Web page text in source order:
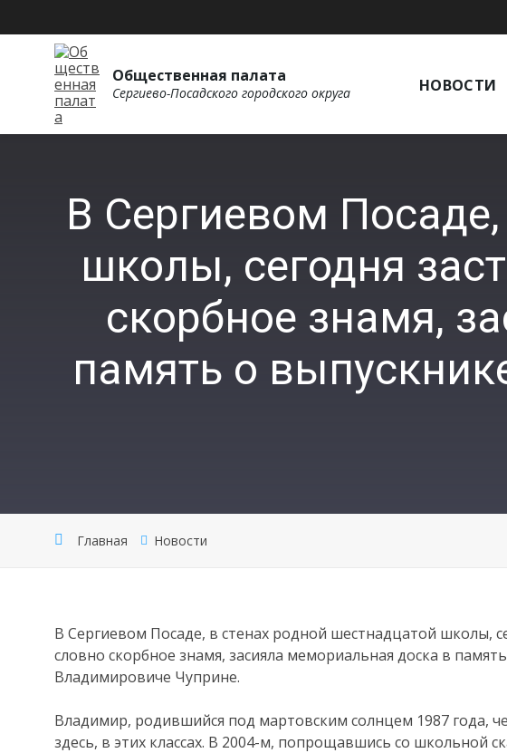
Общественная палата
Сергиево-Посадского городского округа НОВОСТИ
В Сергиевом
школы, сегодня
скорбное знамя,
память о
Главная Новости
В Сергиевом Посаде, в стенах родной шестнадцатой школы,
словно скорбное знамя, засияла мемориальная доска в
Владимировиче Чуприне.
Владимир, родившийся под мартовским солнцем 1987 года,
здесь, в этих классах. В 2004-м, попрощавшись со школьной